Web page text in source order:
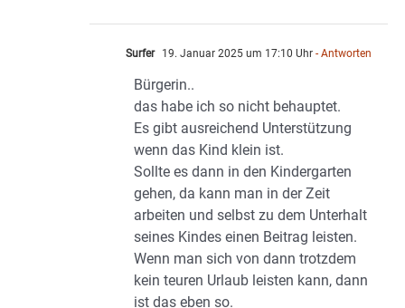
Surfer 19. Januar 2025 um 17:10 Uhr - Antworten
Bürgerin..
das habe ich so nicht behauptet.
Es gibt ausreichend Unterstützung
wenn das Kind klein ist.
Sollte es dann in den Kindergarten
gehen, da kann man in der Zeit
arbeiten und selbst zu dem Unterhalt
seines Kindes einen Beitrag leisten.
Wenn man sich von dann trotzdem
kein teuren Urlaub leisten kann, dann
ist das eben so.